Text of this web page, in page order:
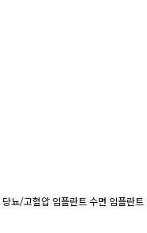
당뇨/고혈압 임플란트 수면 임플란트